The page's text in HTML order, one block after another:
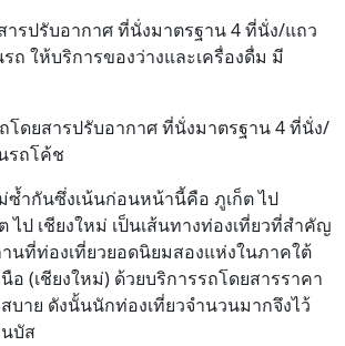
ารปรับอากาศ ที่นั่งมาตรฐาน 4 ที่นั่ง/แถว
ถ ให้บริการของว่างและเครื่องดื่ม มี
โดยสารปรับอากาศ ที่นั่งมาตรฐาน 4 ที่นั่ง/
รถโค้ช
ซ้ำกันซึ่งเน้นก่อนหน้านี้คือ ภูเก็ต ไป
ไป เชียงใหม่ เป็นเส้นทางท่องเที่ยวที่สำคัญ
นที่ท่องเที่ยวยอดนิยมสองแห่งในภาคใต้
อ (เชียงใหม่) ด้วยบริการรถโดยสารราคา
บาย ดังนั้นนักท่องเที่ยวจำนวนมากจึงไว้
นบัส